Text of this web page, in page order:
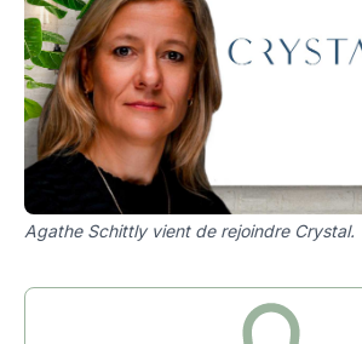
Agathe Schittly vient de rejoindre Crystal.